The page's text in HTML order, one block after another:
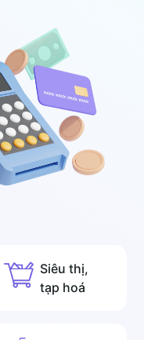
Siêu thị,
tạp hoá